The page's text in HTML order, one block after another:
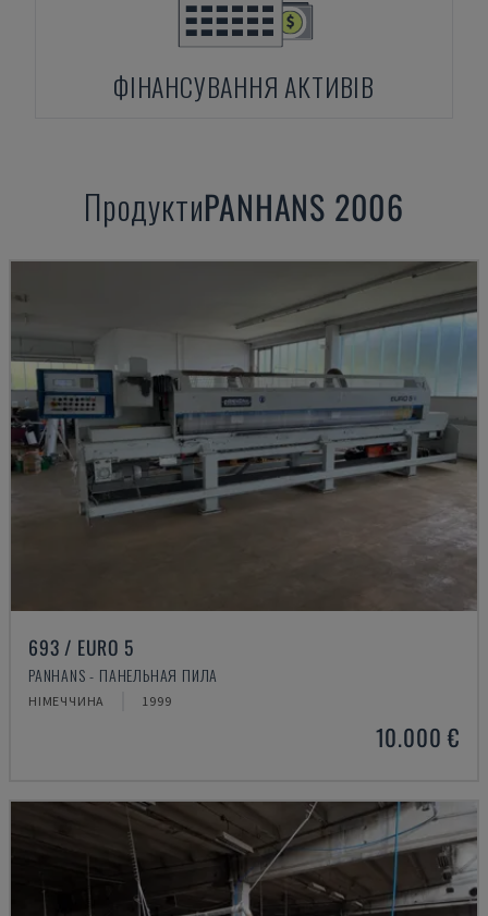
ФІНАНСУВАННЯ АКТИВІВ
ПродуктиPANHANS 2006
693 / EURO 5
PANHANS - ПАНЕЛЬНАЯ ПИЛА
НІМЕЧЧИНА 1999
10.000 €